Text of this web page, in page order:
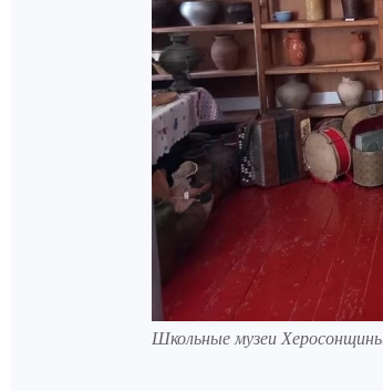
Школьные музеи